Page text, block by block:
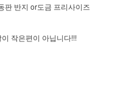
판 반지 or도금 프리사이즈
작은편이 아닙니다!!!